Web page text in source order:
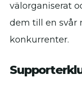
välorganiserat
dem till en svår
konkurrenter.